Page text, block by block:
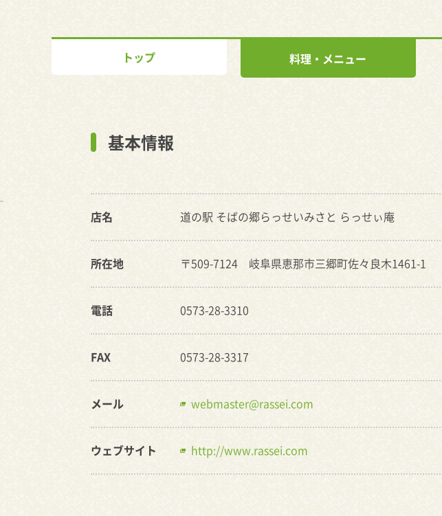
トップ 料理・メニュー
基本情報
店名 道の駅 そばの郷らっせいみさと らっせぃ庵
所在地 〒509-7124 岐阜県恵那市三郷町佐々良木1461-1
電話 0573-28-3310
FAX 0573-28-3317
メール webmaster@rassei.com
ウェブサイト http://www.rassei.com